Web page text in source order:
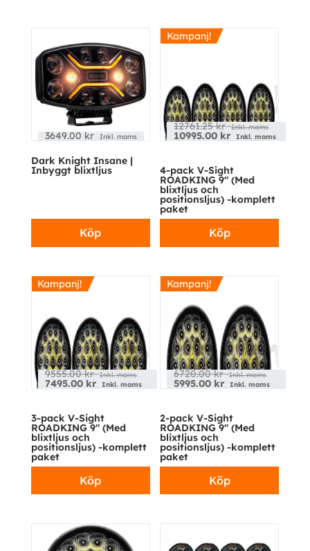
3649.00 kr Inkl. moms
Dark Knight Insane |
Inbyggt blixtljus
Köp
Kampanj!
12761.25kr Inkl. moms
10995.00 kr Inkl. moms
4-pack V-Sight
ROADKING 9″ (Med
blixtljus och
positionsljus) -komplett
paket
Köp
Kampanj!
9555.00kr Inkl. moms
7495.00 kr Inkl. moms
3-pack V-Sight
ROADKING 9″ (Med
blixtljus och
positionsljus) -komplett
paket
Köp
Kampanj!
6720.00kr Inkl. moms
5995.00 kr Inkl. moms
2-pack V-Sight
ROADKING 9″ (Med
blixtljus och
positionsljus) -komplett
paket
Köp